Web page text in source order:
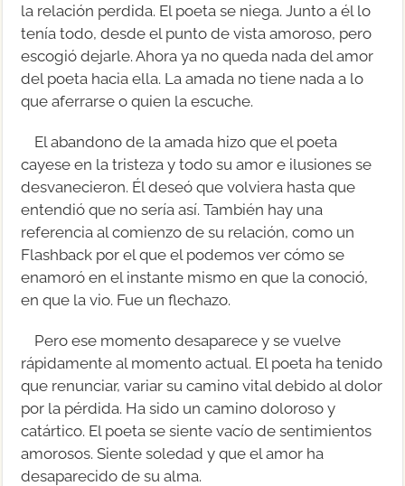
la relación perdida. El poeta se niega. Junto a él lo
tenía todo, desde el punto de vista amoroso, pero
escogió dejarle. Ahora ya no queda nada del amor
del poeta hacia ella. La amada no tiene nada a lo
que aferrarse o quien la escuche.
El abandono de la amada hizo que el poeta
cayese en la tristeza y todo su amor e ilusiones se
desvanecieron. Él deseó que volviera hasta que
entendió que no sería así. También hay una
referencia al comienzo de su relación, como un
Flashback por el que el podemos ver cómo se
enamoró en el instante mismo en que la conoció,
en que la vio. Fue un flechazo.
Pero ese momento desaparece y se vuelve
rápidamente al momento actual. El poeta ha tenido
que renunciar, variar su camino vital debido al dolor
por la pérdida. Ha sido un camino doloroso y
catártico. El poeta se siente vacío de sentimientos
amorosos. Siente soledad y que el amor ha
desaparecido de su alma.